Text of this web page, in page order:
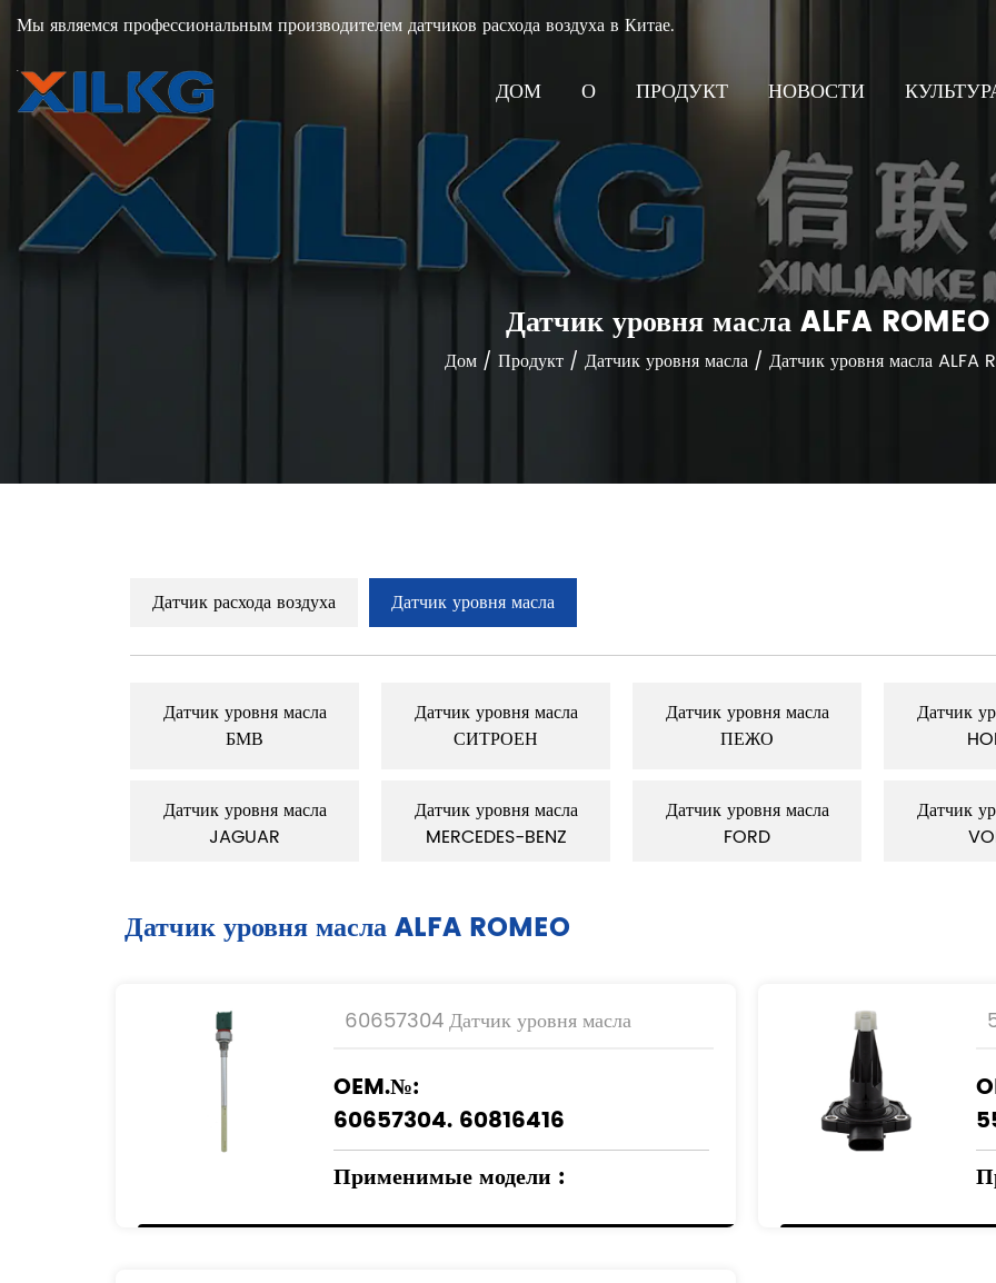
Мы являемся профессиональным производителем датчиков расхода воздуха в Китае.
ДОМ О ПРОДУКТ НОВОСТИ
Датчик уровня масла ALFA ROMEO
Дом / Продукт / Датчик уровня масла / Датчик уровня масла ALFA
Датчик расхода воздуха Датчик уровня масла
Датчик уровня масла
БМВ
Датчик уровня масла
СИТРОЕН
Датчик уровня масла
ПЕЖО
Датчик
Датчик уровня масла
JAGUAR
Датчик уровня масла
MERCEDES-BENZ
Датчик уровня масла
FORD
Датчик
Датчик уровня масла ALFA ROMEO
60657304 Датчик уровня масла
OEM.№:
60657304. 60816416
Применимые модели :